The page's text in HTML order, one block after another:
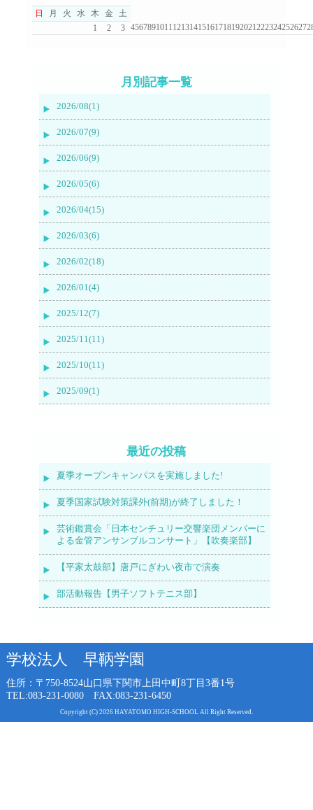
日 月 火 水 木 金
土
1
2 3 4567891011 12131415161718192021 222324252627
月別記事一覧
2026/08(1)
2026/07(9)
2026/06(9)
2026/05(6)
2026/04(15)
2026/03(6)
2026/02(18)
2026/01(4)
2025/12(7)
2025/11(11)
2025/10(11)
2025/09(1)
最近の投稿
夏季オープンキャンパスを実施しました!
夏季国家試験対策課外(前期)が終了しました！
芸術鑑賞会「日本センチュリー交響楽団メンバーに
よる金管アンサンブルコンサート」【吹奏楽部】
【平家太鼓部】唐戸にぎわい夜市で演奏
部活動報告【男子ソフトテニス部】
学校法人 早鞆学園
住所：〒750-8524山口県下関市上田中町8丁目3番1号
TEL:083-231-0080 FAX:083-231-6450
Copyright (C) 2026 HAYATOMO HIGH-SCHOOL All Right Reserved.